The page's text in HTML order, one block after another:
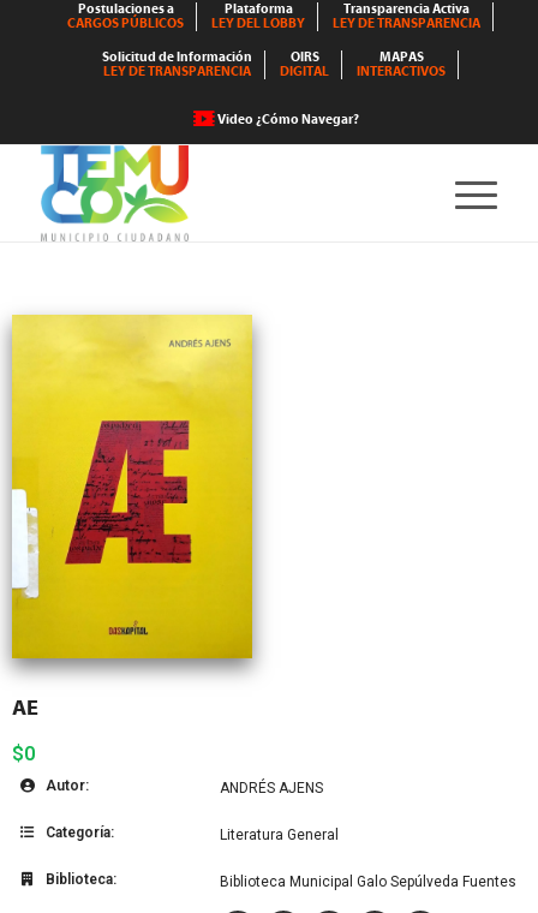
Postulaciones a
CARGOS PÚBLICOS
Plataforma
LEY DEL LOBBY
Transparencia Activa
LEY DE TRANSPARENCIA
Solicitud de Información
LEY DE TRANSPARENCIA
OIRS
DIGITAL
MAPAS
INTERACTIVOS
Video ¿Cómo Navegar?
AE
$0
Autor: ANDRÉS AJENS
Categoría: Literatura General
Biblioteca: Biblioteca Municipal Galo Sepúlveda Fuentes